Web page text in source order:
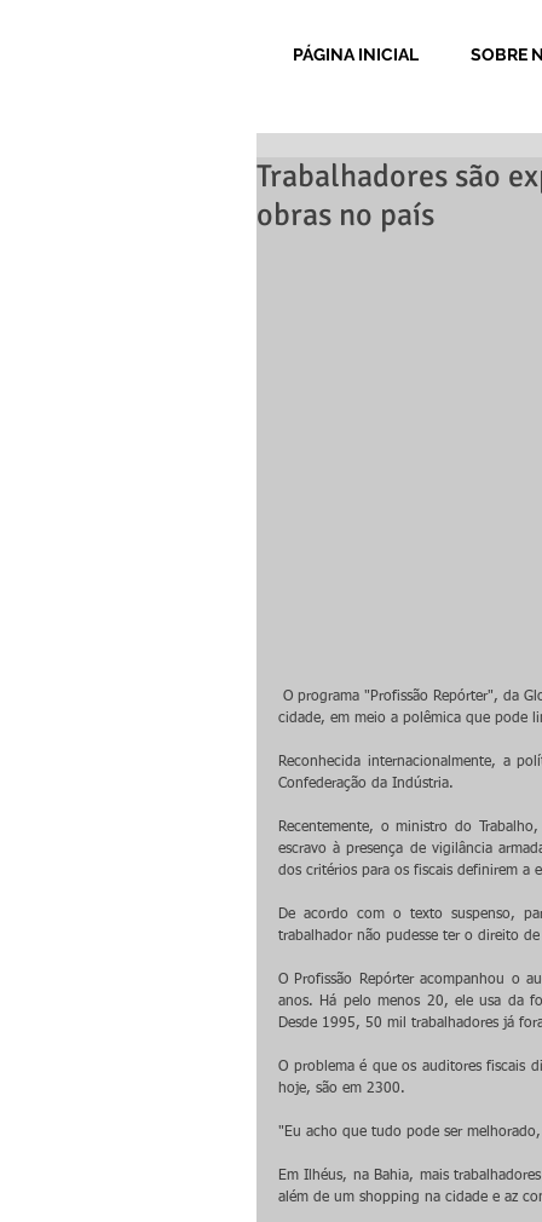
PÁGINA INICIAL SOBRE
Trabalhadores são
obras no país
cidade, em meio a polêmica que pode
Reconhecida internacionalmente, a
Confederação da Indústria.
Recentemente, o ministro do
escravo à presença de vigilância
dos critérios para os fiscais definirem a
De acordo com o texto suspenso,
trabalhador não pudesse ter o direito
O Profissão Repórter acompanhou o
anos. Há pelo menos 20, ele usa da
Desde 1995, 50 mil trabalhadores já
O problema é que os auditores fiscais
hoje, são em 2300.
"Eu acho que tudo pode ser
Em Ilhéus, na Bahia, mais
além de um shopping na cidade e az